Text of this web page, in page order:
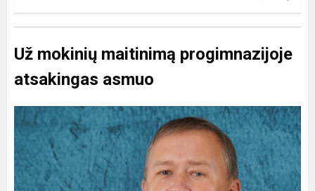
Už mokinių maitinimą progimnazijoje
atsakingas asmuo